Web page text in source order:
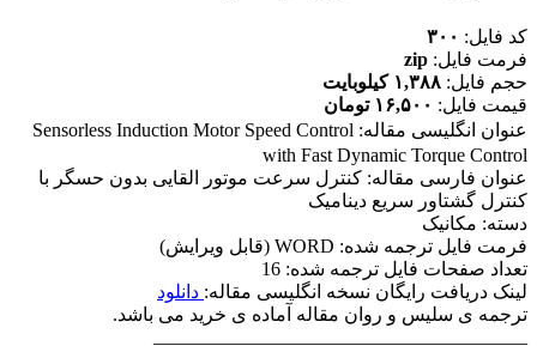
کد فایل: ۳۰۰
فرمت فایل: zip
حجم فایل: ۱,۳۸۸ کیلوبایت
قیمت فایل: ۱۶,۵۰۰ تومان
عنوان انگلیسی مقاله: Sensorless Induction Motor Speed Control
with Fast Dynamic Torque Control
عنوان فارسی مقاله: کنترل سرعت موتور القایی بدون حسگر با
کنترل گشتاور سریع دینامیک
دسته: مکانیک
فرمت فایل ترجمه شده: WORD (قابل ویرایش)
تعداد صفحات فایل ترجمه شده: 16
لینک دریافت رایگان نسخه انگلیسی مقاله: دانلود
ترجمه ی سلیس و روان مقاله آماده ی خرید می باشد.